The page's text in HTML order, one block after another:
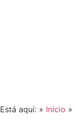
Está aquí: » Inicio »